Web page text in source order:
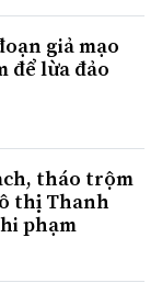
giả mạo
để lừa đảo
tháo trộm
thị Thanh
phạm